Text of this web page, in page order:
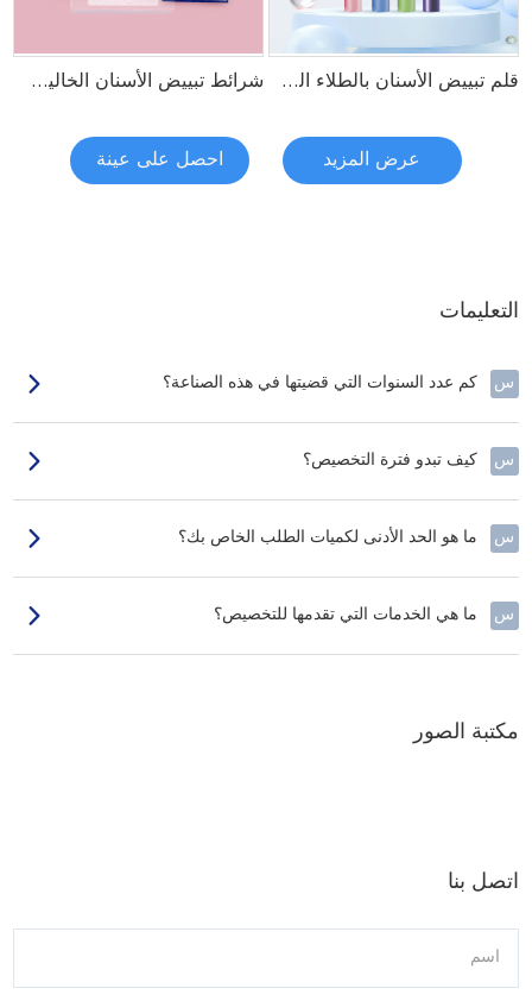
قلم تبييض الأسنان بالطلاء الكهربائي شرائط تبييض الأسنان الخالية من البيروكسيد والنعناع
عرض المزيد احصل على عينة
التعليمات
س كم عدد السنوات التي قضيتها في هذه الصناعة؟
س كيف تبدو فترة التخصيص؟
س ما هو الحد الأدنى لكميات الطلب الخاص بك؟
س ما هي الخدمات التي تقدمها للتخصيص؟
مكتبة الصور
اتصل بنا